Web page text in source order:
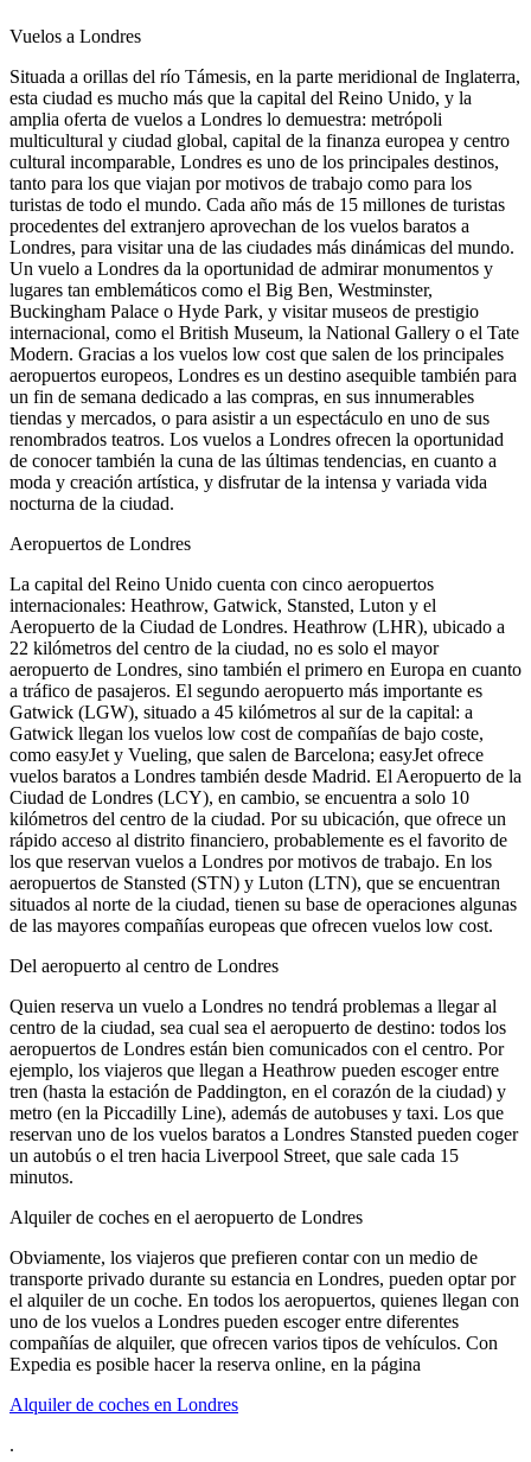
Vuelos a Londres
Situada a orillas del río Támesis, en la parte meridional de Inglaterra,
esta ciudad es mucho más que la capital del Reino Unido, y la
amplia oferta de vuelos a Londres lo demuestra: metrópoli
multicultural y ciudad global, capital de la finanza europea y centro
cultural incomparable, Londres es uno de los principales destinos,
tanto para los que viajan por motivos de trabajo como para los
turistas de todo el mundo. Cada año más de 15 millones de turistas
procedentes del extranjero aprovechan de los vuelos baratos a
Londres, para visitar una de las ciudades más dinámicas del mundo.
Un vuelo a Londres da la oportunidad de admirar monumentos y
lugares tan emblemáticos como el Big Ben, Westminster,
Buckingham Palace o Hyde Park, y visitar museos de prestigio
internacional, como el British Museum, la National Gallery o el Tate
Modern. Gracias a los vuelos low cost que salen de los principales
aeropuertos europeos, Londres es un destino asequible también para
un fin de semana dedicado a las compras, en sus innumerables
tiendas y mercados, o para asistir a un espectáculo en uno de sus
renombrados teatros. Los vuelos a Londres ofrecen la oportunidad
de conocer también la cuna de las últimas tendencias, en cuanto a
moda y creación artística, y disfrutar de la intensa y variada vida
nocturna de la ciudad.
Aeropuertos de Londres
La capital del Reino Unido cuenta con cinco aeropuertos
internacionales: Heathrow, Gatwick, Stansted, Luton y el
Aeropuerto de la Ciudad de Londres. Heathrow (LHR), ubicado a
22 kilómetros del centro de la ciudad, no es solo el mayor
aeropuerto de Londres, sino también el primero en Europa en cuanto
a tráfico de pasajeros. El segundo aeropuerto más importante es
Gatwick (LGW), situado a 45 kilómetros al sur de la capital: a
Gatwick llegan los vuelos low cost de compañías de bajo coste,
como easyJet y Vueling, que salen de Barcelona; easyJet ofrece
vuelos baratos a Londres también desde Madrid. El Aeropuerto de la
Ciudad de Londres (LCY), en cambio, se encuentra a solo 10
kilómetros del centro de la ciudad. Por su ubicación, que ofrece un
rápido acceso al distrito financiero, probablemente es el favorito de
los que reservan vuelos a Londres por motivos de trabajo. En los
aeropuertos de Stansted (STN) y Luton (LTN), que se encuentran
situados al norte de la ciudad, tienen su base de operaciones algunas
de las mayores compañías europeas que ofrecen vuelos low cost.
Del aeropuerto al centro de Londres
Quien reserva un vuelo a Londres no tendrá problemas a llegar al
centro de la ciudad, sea cual sea el aeropuerto de destino: todos los
aeropuertos de Londres están bien comunicados con el centro. Por
ejemplo, los viajeros que llegan a Heathrow pueden escoger entre
tren (hasta la estación de Paddington, en el corazón de la ciudad) y
metro (en la Piccadilly Line), además de autobuses y taxi. Los que
reservan uno de los vuelos baratos a Londres Stansted pueden coger
un autobús o el tren hacia Liverpool Street, que sale cada 15
minutos.
Alquiler de coches en el aeropuerto de Londres
Obviamente, los viajeros que prefieren contar con un medio de
transporte privado durante su estancia en Londres, pueden optar por
el alquiler de un coche. En todos los aeropuertos, quienes llegan con
uno de los vuelos a Londres pueden escoger entre diferentes
compañías de alquiler, que ofrecen varios tipos de vehículos. Con
Expedia es posible hacer la reserva online, en la página
Alquiler de coches en Londres
.